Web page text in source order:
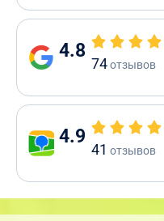
4.8
74отзывов
4.9
41 отзывов